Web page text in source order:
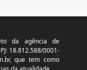
da agência de
18.812.588/0001-
, que tem como